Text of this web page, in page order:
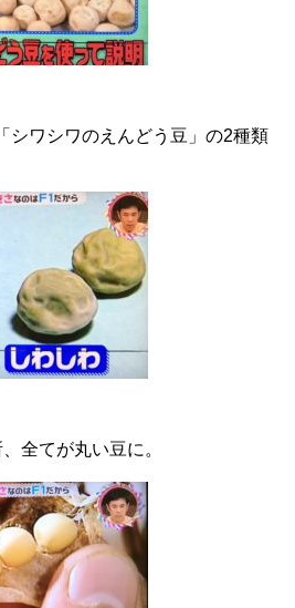
シワシワのえんどう豆」の2種類
全てが丸い豆に。